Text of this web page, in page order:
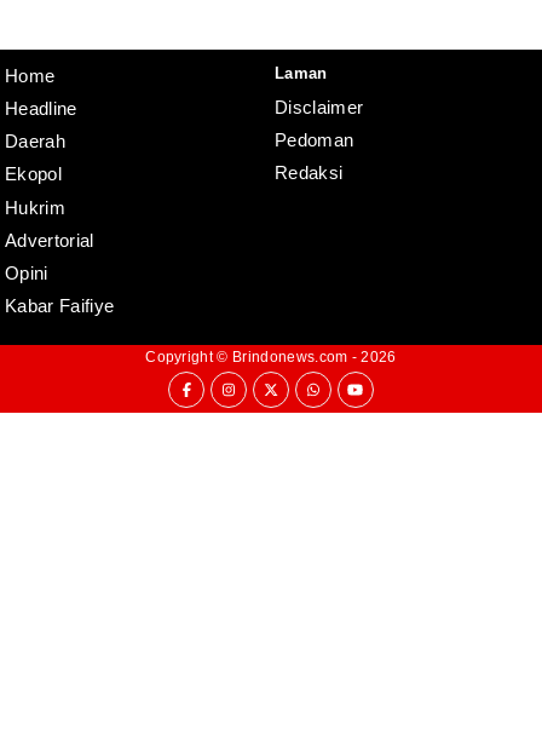
Home
Headline
Daerah
Ekopol
Hukrim
Advertorial
Opini
Kabar Faifiye
Laman
Disclaimer
Pedoman
Redaksi
Copyright © Brindonews.com - 2026